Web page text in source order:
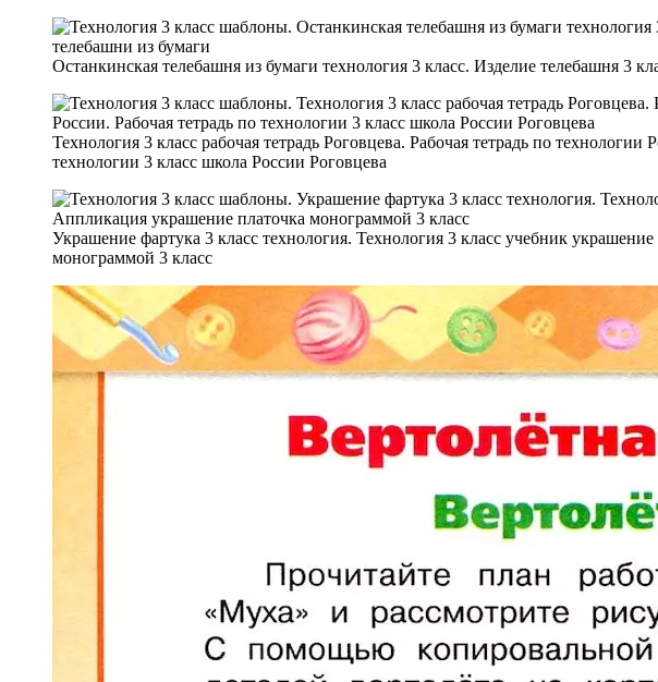
Останкинская телебашня из бумаги технология 3 класс. Изделие телебашня 3
Технология 3 класс рабочая тетрадь Роговцева. Рабочая тетрадь по
технологии 3 класс школа России Роговцева
Украшение фартука 3 класс технология. Технология 3 класс учебник
монограммой 3 класс